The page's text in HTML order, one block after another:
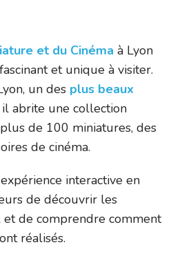
et du Cinéma à Lyon
et unique à visiter.
un des plus beaux
il abrite une collection
de 100 miniatures, des
de cinéma.
interactive en
de découvrir les
et de comprendre comment
réalisés.